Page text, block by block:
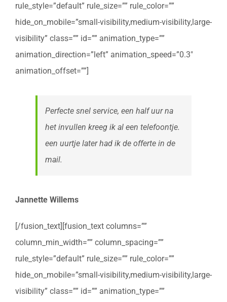
rule_style=”default” rule_size=”” rule_color=””
hide_on_mobile=”small-visibility,medium-visibility,large-
visibility” class=”” id=”” animation_type=””
animation_direction=”left” animation_speed=”0.3″
animation_offset=””]
Perfecte snel service, een half uur na
het invullen kreeg ik al een telefoontje.
een uurtje later had ik de offerte in de
mail.
Jannette Willems
[/fusion_text][fusion_text columns=””
column_min_width=”” column_spacing=””
rule_style=”default” rule_size=”” rule_color=””
hide_on_mobile=”small-visibility,medium-visibility,large-
visibility” class=”” id=”” animation_type=””